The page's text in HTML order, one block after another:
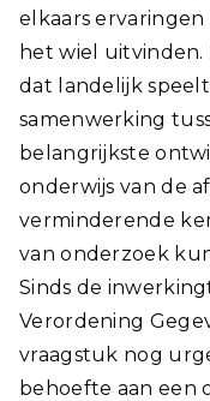
elkaars
het wiel
dat landelijk
samenwerking
belangrijkste
onderwijs van de
verminderende
van onderzoek
Sinds de
Verordening
vraagstuk nog
behoefte aan een